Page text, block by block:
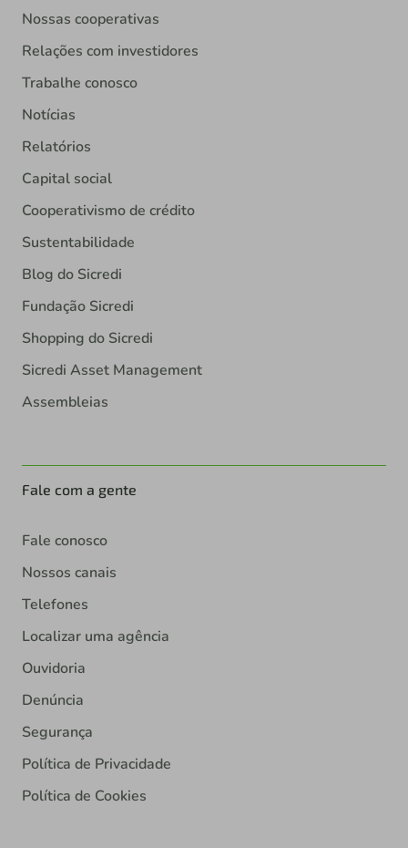
Nossas cooperativas
Relações com investidores
Trabalhe conosco
Notícias
Relatórios
Capital social
Cooperativismo de crédito
Sustentabilidade
Blog do Sicredi
Fundação Sicredi
Shopping do Sicredi
Sicredi Asset Management
Assembleias
Fale com a gente
Fale conosco
Nossos canais
Telefones
Localizar uma agência
Ouvidoria
Denúncia
Segurança
Política de Privacidade
Política de Cookies